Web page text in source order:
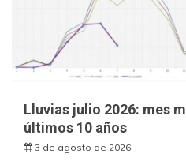
Lluvias julio 2026: mes
últimos 10 años
3 de agosto de 2026